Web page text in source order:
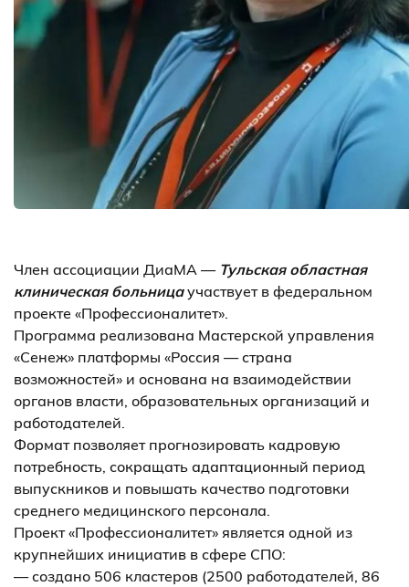
Член ассоциации ДиаМА — Тульская областная
клиническая больницаучаствует в федеральном
проекте «Профессионалитет».
Программа реализована Мастерской управления
«Сенеж» платформы «Россия — страна
возможностей» и основана на взаимодействии
органов власти, образовательных организаций и
работодателей.
Формат позволяет прогнозировать кадровую
потребность, сокращать адаптационный период
выпускников и повышать качество подготовки
среднего медицинского персонала.
Проект «Профессионалитет» является одной из
крупнейших инициатив в сфере СПО:
— создано 506 кластеров (2500 работодателей, 86